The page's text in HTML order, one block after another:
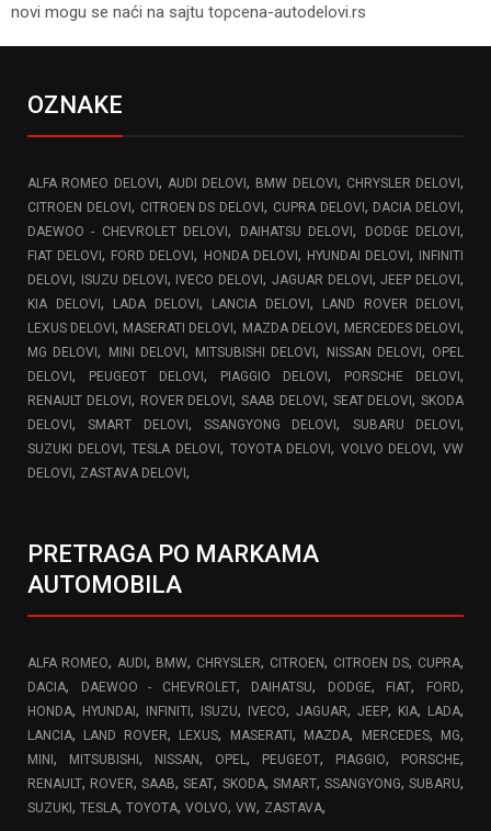
novi mogu se naći na sajtu topcena-autodelovi.rs
OZNAKE
ALFA ROMEO DELOVI, AUDI DELOVI, BMW DELOVI, CHRYSLER DELOVI,
CITROEN DELOVI, CITROEN DS DELOVI, CUPRA DELOVI, DACIA DELOVI,
DAEWOO - CHEVROLET DELOVI, DAIHATSU DELOVI, DODGE DELOVI,
FIAT DELOVI, FORD DELOVI, HONDA DELOVI, HYUNDAI DELOVI, INFINITI
DELOVI, ISUZU DELOVI, IVECO DELOVI, JAGUAR DELOVI,JEEP DELOVI,
KIA DELOVI, LADA DELOVI, LANCIA DELOVI, LAND ROVER DELOVI,
LEXUS DELOVI, MASERATI DELOVI, MAZDA DELOVI, MERCEDES DELOVI,
MG DELOVI, MINI DELOVI, MITSUBISHI DELOVI, NISSAN DELOVI, OPEL
DELOVI, PEUGEOT DELOVI, PIAGGIO DELOVI, PORSCHE DELOVI,
RENAULT DELOVI, ROVER DELOVI, SAAB DELOVI, SEAT DELOVI, SKODA
DELOVI,SMART DELOVI,SSANGYONG DELOVI, SUBARU DELOVI,
SUZUKI DELOVI,TESLA DELOVI, TOYOTA DELOVI, VOLVO DELOVI, VW
DELOVI, ZASTAVA DELOVI,
PRETRAGA PO MARKAMA
AUTOMOBILA
ALFA ROMEO, AUDI, BMW, CHRYSLER, CITROEN, CITROEN DS, CUPRA,
DACIA, DAEWOO - CHEVROLET, DAIHATSU, DODGE, FIAT, FORD,
HONDA, HYUNDAI, INFINITI, ISUZU, IVECO, JAGUAR, JEEP, KIA, LADA,
LANCIA, LAND ROVER, LEXUS, MASERATI, MAZDA, MERCEDES, MG,
MINI, MITSUBISHI, NISSAN, OPEL , PEUGEOT, PIAGGIO, PORSCHE,
RENAULT, ROVER,SAAB,SEAT, SKODA, SMART, SSANGYONG,SUBARU,
SUZUKI, TESLA, TOYOTA, VOLVO, VW, ZASTAVA,